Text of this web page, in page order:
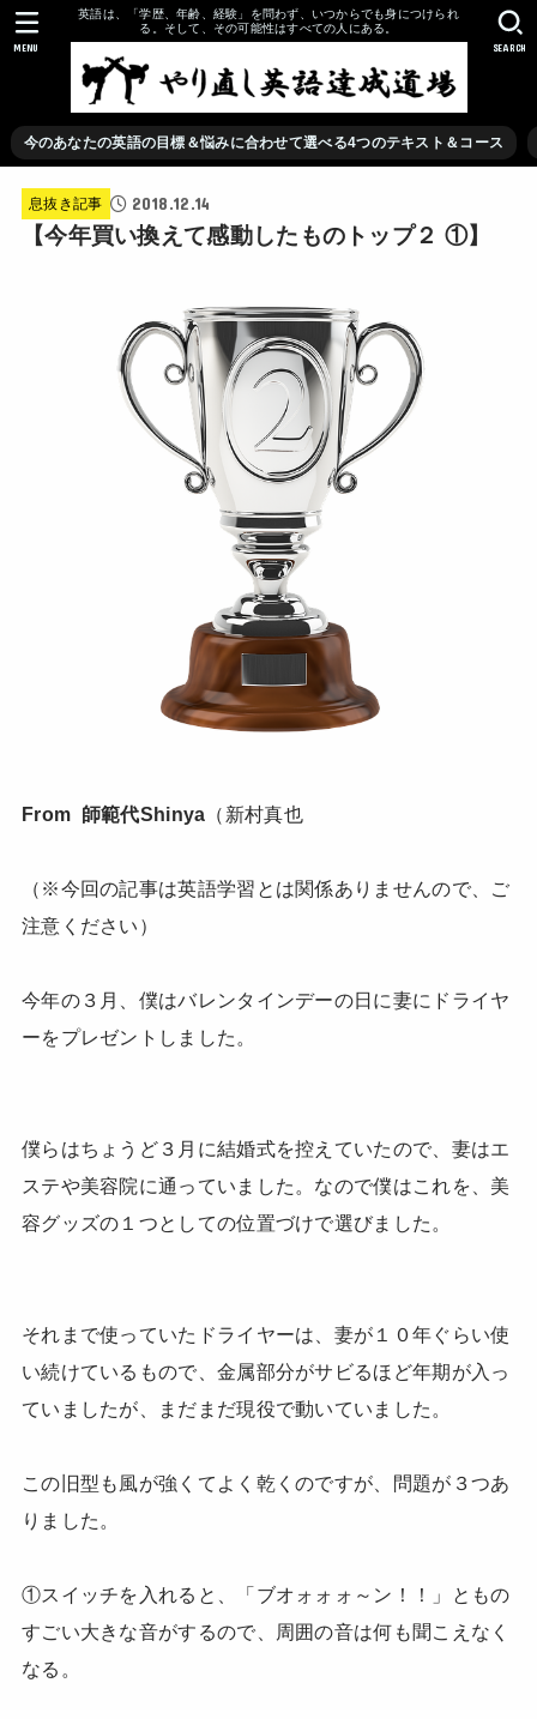
英語は、「学歴、年齢、経験」を問わず、いつからでも身につけられ
る。そして、その可能性はすべての人にある。
今のあなたの英語の目標＆悩みに合わせて選べる4つのテキスト＆コース
SEARCH
MENU
息抜き記事 2018.12.14
【今年買い換えて感動したものトップ２ ①】
From 師範代Shinya （新村真也
（※今回の記事は英語学習とは関係ありませんので、ご
注意ください）
今年の３月、僕はバレンタインデーの日に妻にドライヤ
ーをプレゼントしました。
僕らはちょうど３月に結婚式を控えていたので、妻はエ
ステや美容院に通っていました。なので僕はこれを、美
容グッズの１つとしての位置づけで選びました。
それまで使っていたドライヤーは、妻が１０年ぐらい使
い続けているもので、金属部分がサビるほど年期が入っ
ていましたが、まだまだ現役で動いていました。
この旧型も風が強くてよく乾くのですが、問題が３つあ
りました。
①スイッチを入れると、「ブオォォォ～ン！！」ともの
すごい大きな音がするので、周囲の音は何も聞こえなく
なる。